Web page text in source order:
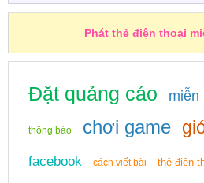
Phát thẻ điện thoại
Đặt quảng cáo miễn
thông báo chơi game
facebook cách viết bài thẻ điện